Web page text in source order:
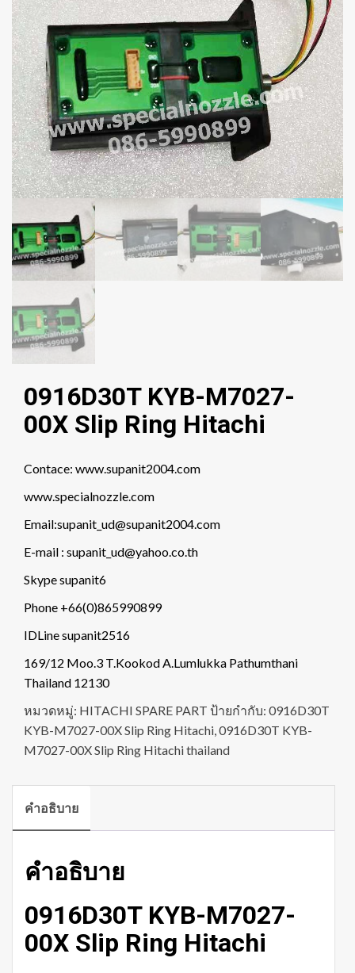
0916D30T KYB-M7027-
00X Slip Ring Hitachi
Contace: www.supanit2004.com
www.specialnozzle.com
Email:supanit_ud@supanit2004.com
E-mail : supanit_ud@yahoo.co.th
Skype supanit6
Phone +66(0)865990899
IDLine supanit2516
169/12 Moo.3 T.Kookod A.Lumlukka Pathumthani
Thailand 12130
หมวดหมู่: HITACHI SPARE PART ป้ายกำกับ: 0916D30T
KYB-M7027-00X Slip Ring Hitachi 0916D30T KYB-
M7027-00X Slip Ring Hitachi thailand
คำอธิบาย
คำอธิบาย
0916D30T KYB-M7027-
00X Slip Ring Hitachi